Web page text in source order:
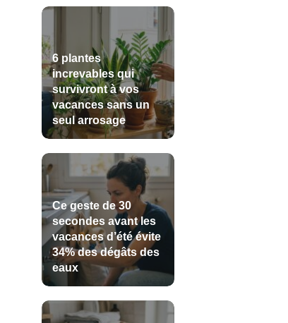
6 plantes
increvables qui
survivront à vos
vacances sans un
seul arrosage
Ce geste de 30
secondes avant les
vacances d’été évite
34% des dégâts des
eaux